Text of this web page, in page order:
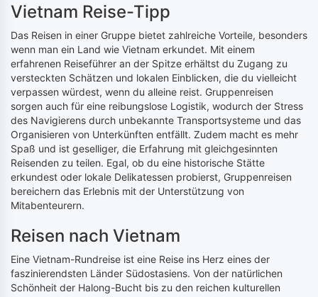
Vietnam Reise-Tipp
Das Reisen in einer Gruppe bietet zahlreiche Vorteile, besonders
wenn man ein Land wie Vietnam erkundet. Mit einem
erfahrenen Reiseführer an der Spitze erhältst du Zugang zu
versteckten Schätzen und lokalen Einblicken, die du vielleicht
verpassen würdest, wenn du alleine reist. Gruppenreisen
sorgen auch für eine reibungslose Logistik, wodurch der Stress
des Navigierens durch unbekannte Transportsysteme und das
Organisieren von Unterkünften entfällt. Zudem macht es mehr
Spaß und ist geselliger, die Erfahrung mit gleichgesinnten
Reisenden zu teilen. Egal, ob du eine historische Stätte
erkundest oder lokale Delikatessen probierst, Gruppenreisen
bereichern das Erlebnis mit der Unterstützung von
Mitabenteurern.
Reisen nach Vietnam
Eine Vietnam-Rundreise ist eine Reise ins Herz eines der
faszinierendsten Länder Südostasiens. Von der natürlichen
Schönheit der Halong-Bucht bis zu den reichen kulturellen